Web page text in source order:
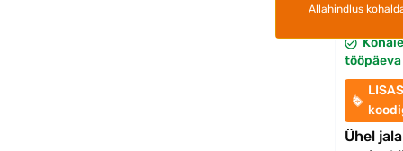
Ühel
Allahindlus